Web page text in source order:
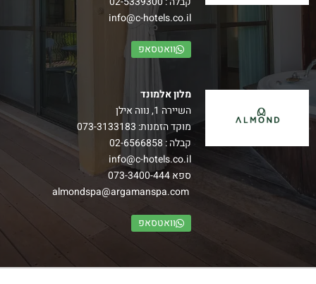
info@c-hotels.co.il
וואטסאפ
מלון אלמונד
השיירה 1, נווה אילן
מוקד הזמנות: 073-3133183
קבלה : 02-6566858
info@c-hotels.co.il
ספא073-3400-444
almondspa@argamanspa.com
וואטסאפ